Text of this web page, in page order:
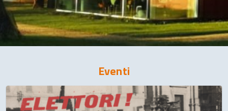
Eventi